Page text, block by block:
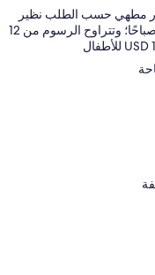
مطهي حسب الطلب نظير
رسوم من 8:00 صباحًا إلى 10:30 صباحًا؛ وتتراوح الرسوم من 12